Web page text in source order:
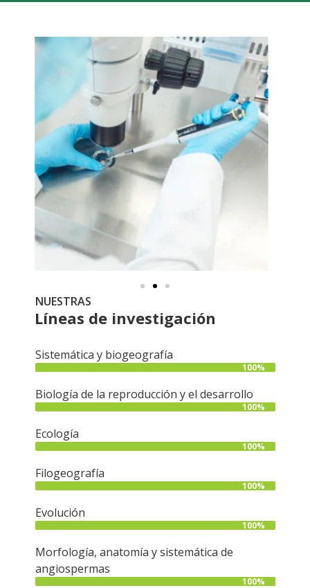
NUESTRAS
Líneas de investigación
Sistemática y biogeografía
100%
Biología de la reproducción y el desarrollo
100%
Ecología
100%
Filogeografía
100%
Evolución
100%
Morfología, anatomía y sistemática de
angiospermas
100%